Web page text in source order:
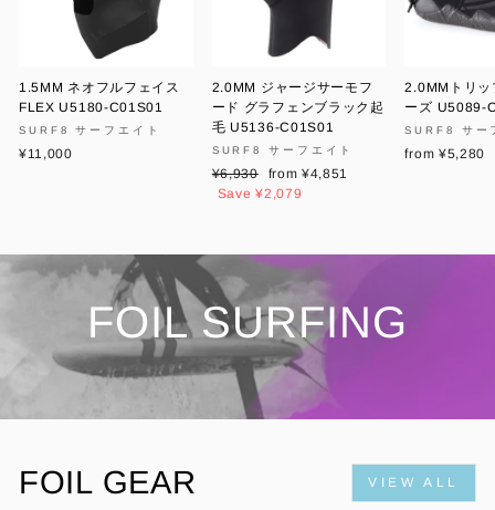
1.5MM ネオフルフェイス
FLEX U5180-C01S01
SURF8 サーフエイト
¥11,000
2.0MM ジャージサーモフ
ード グラフェンブラック起
毛 U5136-C01S01
SURF8 サーフエイト
Regular
price
¥6,930
Sale
price
from ¥4,851
Save ¥2,079
2.0MMトリッ
ーズ U5089-
SURF8 サー
from ¥5,280
FOIL SURFING
FOIL GEAR VIEW ALL